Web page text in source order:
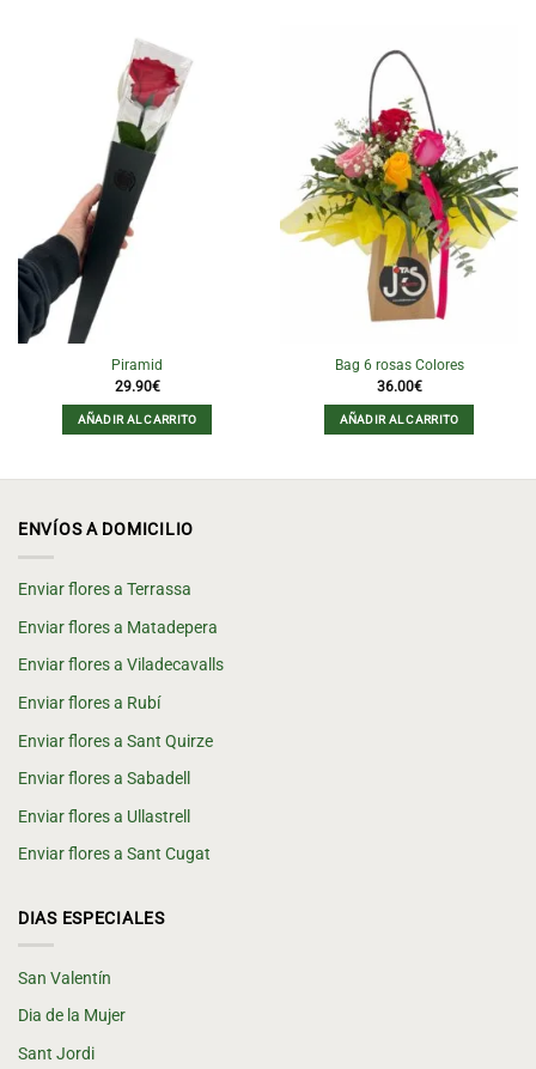
Piramid
29.90€
AÑADIR AL CARRITO
Bag 6 rosas Colores
36.00€
AÑADIR AL CARRITO
ENVÍOS A DOMICILIO
Enviar flores a Terrassa
Enviar flores a Matadepera
Enviar flores a Viladecavalls
Enviar flores a Rubí
Enviar flores a Sant Quirze
Enviar flores a Sabadell
Enviar flores a Ullastrell
Enviar flores a Sant Cugat
DIAS ESPECIALES
San Valentín
Dia de la Mujer
Sant Jordi